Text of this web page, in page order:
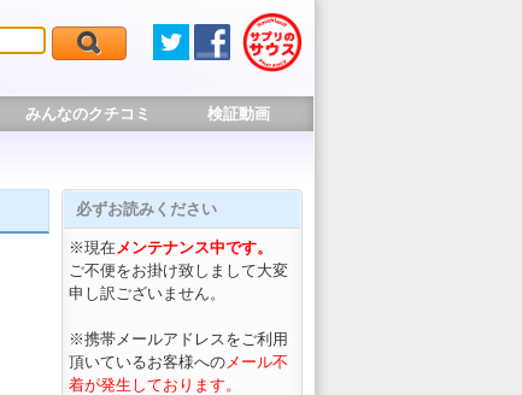
みんなのクチコミ 検証動画
必ずお読みください
※現在メンテナンス中です。
ご不便をお掛け致しまして大変
申し訳ございません。
※携帯メールアドレスをご利用
頂いているお客様へのメール不
着が発生しております。